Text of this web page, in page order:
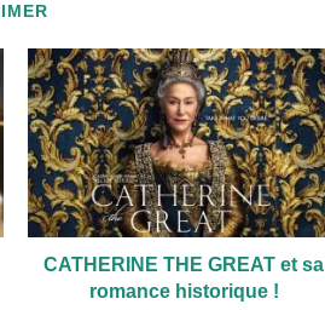
CATHERINE THE GREAT et sa
romance historique !